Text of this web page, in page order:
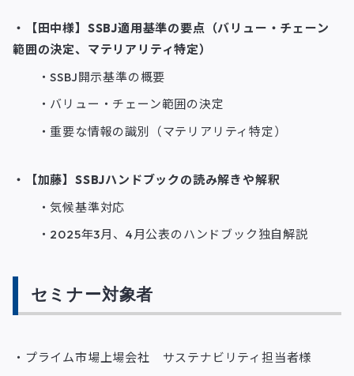
・【田中様】SSBJ適用基準の要点（バリュー・チェーン
範囲の決定、マテリアリティ特定）
・SSBJ開示基準の概要
・バリュー・チェーン範囲の決定
・重要な情報の識別（マテリアリティ特定）
・【加藤】SSBJハンドブックの読み解きや解釈
・気候基準対応
・2025年3月、4月公表のハンドブック独自解説
セミナー対象者
・プライム市場上場会社 サステナビリティ担当者様